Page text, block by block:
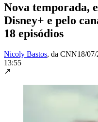
Nova temporada,
Disney+ e pelo
18 episódios
Nicoly Bastos, da CNN18/07/
13:55